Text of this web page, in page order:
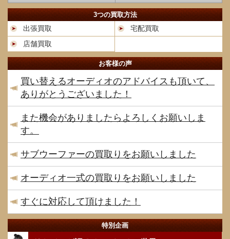
3つの買取方法
出張買取
宅配買取
店舗買取
お客様の声
買い替えるオーディオのアドバイスも頂いて、
ありがとうございました！
また機会がありましたらよろしくお願いしま
す。
サブウーファーの買取りをお願いしました
オーディオ一式の買取りをお願いしました
すぐに対応して頂けました！
特別企画